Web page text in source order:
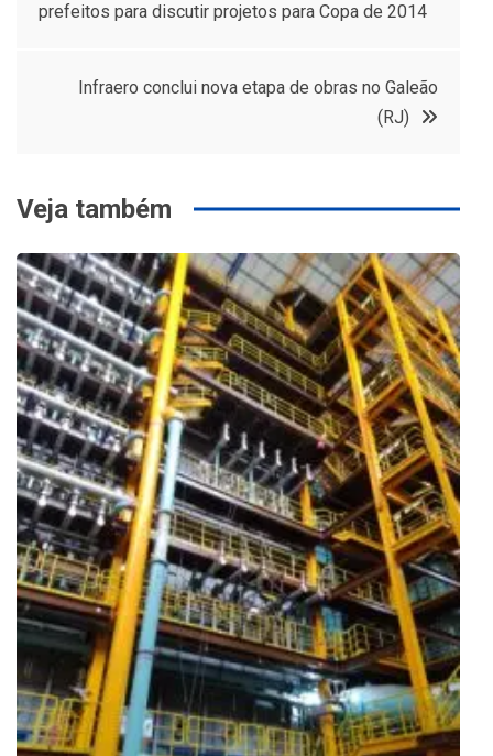
de
Post
prefeitos para discutir projetos para Copa de 2014
Infraero conclui nova etapa de obras no Galeão
(RJ)
Veja também